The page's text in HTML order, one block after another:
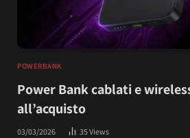
POWERBANK
Power Bank cablati e
all’acquisto
03/03/2026 35Views